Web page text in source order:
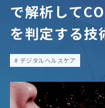
で解析して
を判定する
デジタルヘルスケア